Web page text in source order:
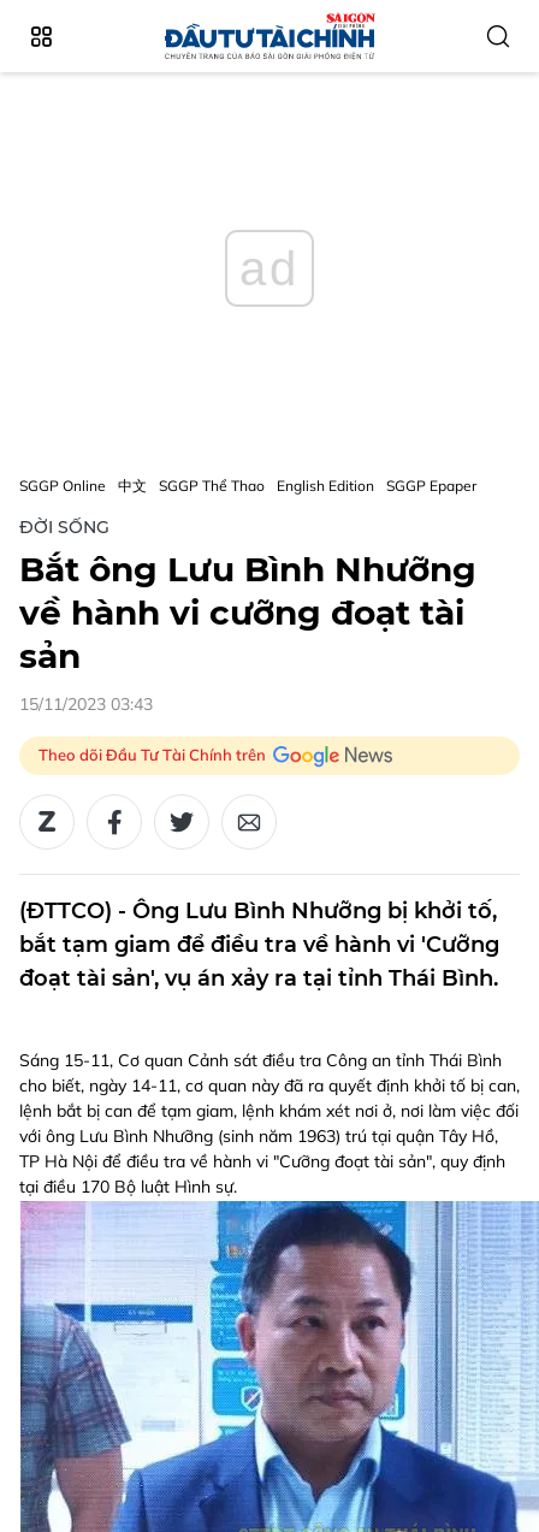
ad
SGGP Online 中文 SGGP Thể Thao English Edition SGGP Epaper
ĐỜI SỐNG
Bắt ông Lưu Bình Nhưỡng
về hành vi cưỡng đoạt tài
sản
15/11/2023 03:43
Theo dõi Đầu Tư Tài Chính trên
(ĐTTCO) - Ông Lưu Bình Nhưỡng bị khởi tố,
bắt tạm giam để điều tra về hành vi 'Cưỡng
đoạt tài sản', vụ án xảy ra tại tỉnh Thái Bình.
Sáng 15-11, Cơ quan Cảnh sát điều tra Công an tỉnh Thái Bình
cho biết, ngày 14-11, cơ quan này đã ra quyết định khởi tố bị can,
lệnh bắt bị can để tạm giam, lệnh khám xét nơi ở, nơi làm việc đối
với ông Lưu Bình Nhưỡng (sinh năm 1963) trú tại quận Tây Hồ,
TP Hà Nội để điều tra về hành vi "Cưỡng đoạt tài sản", quy định
tại điều 170 Bộ luật Hình sự.